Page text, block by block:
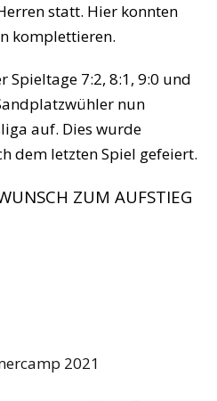
statt. Hier konnten
komplettieren.
Spieltage 7:2, 8:1, 9:0 und
nun
auf. Dies wurde
dem letzten Spiel gefeiert.
ZUM AUFSTIEG
2021